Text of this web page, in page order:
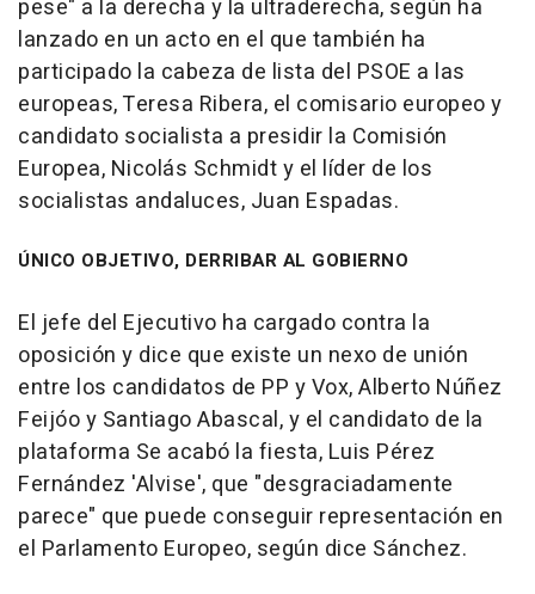
pese" a la derecha y la ultraderecha, según ha
lanzado en un acto en el que también ha
participado la cabeza de lista del PSOE a las
europeas, Teresa Ribera, el comisario europeo y
candidato socialista a presidir la Comisión
Europea, Nicolás Schmidt y el líder de los
socialistas andaluces, Juan Espadas.
ÚNICO OBJETIVO, DERRIBAR AL GOBIERNO
El jefe del Ejecutivo ha cargado contra la
oposición y dice que existe un nexo de unión
entre los candidatos de PP y Vox, Alberto Núñez
Feijóo y Santiago Abascal, y el candidato de la
plataforma Se acabó la fiesta, Luis Pérez
Fernández 'Alvise', que "desgraciadamente
parece" que puede conseguir representación en
el Parlamento Europeo, según dice Sánchez.